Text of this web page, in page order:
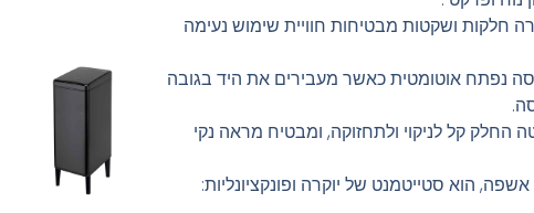
חלקות ושקטות מבטיחות חוויית שימוש נעימה
נפתח אוטומטית כאשר מעבירים את היד בגובה
החלק קל לניקוי ולתחזוקה, ומבטיח מראה נקי
הוא סטייטמנט של יוקרה ופונקציונליות: